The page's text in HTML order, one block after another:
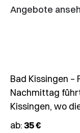
Angebote
Kissingen
Bad Kissingen –
Nachmittag
Kissingen, wo
ab:35 €
🎄
3-
Tagesfahrt
Advent